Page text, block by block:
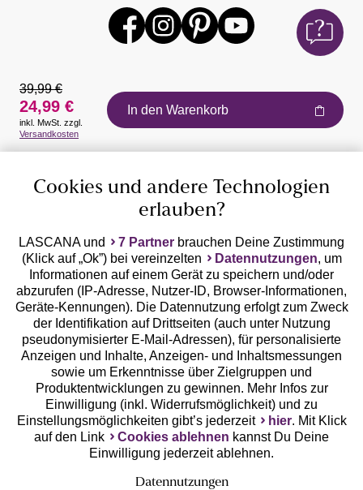
Auszeichnungen
Geprüfte Sicherheit
Unsere Apps
39,99 €
24,99 €
inkl. MwSt. zzgl.
Versandkosten
In den Warenkorb
Cookies und andere Technologien
erlauben?
LASCANA und 7 Partner brauchen Deine Zustimmung
(Klick auf „Ok”) bei vereinzelten
Datennutzungen, um
Informationen auf einem Gerät zu speichern und/oder
abzurufen (IP-Adresse, Nutzer-ID, Browser-Informationen,
Geräte-Kennungen). Die Datennutzung erfolgt zum Zweck
der Identifikation auf Drittseiten (auch unter Nutzung
pseudonymisierter E-Mail-Adressen), für personalisierte
Anzeigen und Inhalte, Anzeigen- und Inhaltsmessungen
sowie um Erkenntnisse über Zielgruppen und
Produktentwicklungen zu gewinnen. Mehr Infos zur
Einwilligung (inkl. Widerrufsmöglichkeit) und zu
Einstellungsmöglichkeiten gibt’s jederzeit
hier. Mit Klick
auf den Link
Cookies ablehnen kannst Du Deine
Einwilligung jederzeit ablehnen.
Datennutzungen